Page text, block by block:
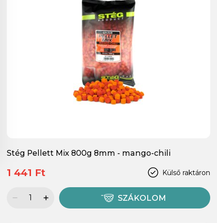
Stég Pellett Mix 800g 8mm - mango-chili
Külső raktáron
1 441 Ft
SZÁKOLOM